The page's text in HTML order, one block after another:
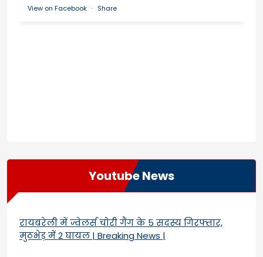
View on Facebook · Share
Youtube News
रायबरेली में ज्वेलर्स चोरी गैंग के 5 सदस्य गिरफ्तार,
मुठभेड़ में 2 घायल | Breaking News |